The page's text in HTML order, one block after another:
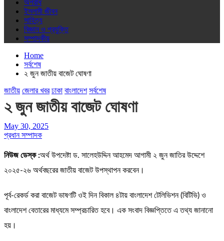
অপরাধ
ইসলামী জীবন
সাহিত্য
বিজ্ঞান ও প্রযুক্তি
সম্পাদকীয়
Home
সর্বশেষ
২ জুন জাতীয় বাজেট ঘোষণা
জাতীয় জেলার খবর ঢাকা বাংলাদেশ সর্বশেষ
২ জুন জাতীয় বাজেট ঘোষণা
May 30, 2025
প্রধান সম্পাদক
নিউজ ডেস্ক :অর্থ উপদেষ্টা ড. সালেহউদ্দিন আহমেদ আগামী ২ জুন জাতির উদ্দেশে
২০২৫-২৬ অর্থবছরের জাতীয় বাজেট উপস্থাপন করবেন।
পূর্ব-রেকর্ড করা বাজেট ভাষণটি ওই দিন বিকাল ৪টায় বাংলাদেশ টেলিভিশন (বিটিভি) ও
বাংলাদেশ বেতারের মাধ্যমে সম্প্রচারিত হবে। এক সংবাদ বিজ্ঞপ্তিতে এ তথ্য জানানো
হয়।